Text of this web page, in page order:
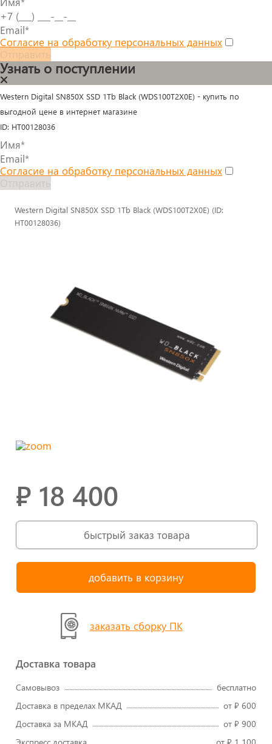
Согласие на обработку персональных данных
Отправить
Узнать о поступлении
Western Digital SN850X SSD 1Tb Black (WDS100T2X0E) - купить по
выгодной цене в интернет магазине
ID: HT00128036
Согласие на обработку персональных данных
Western Digital SN850X SSD 1Tb Black (WDS100T2X0E) (ID:
HT00128036)
₽ 18 400
быстрый заказ товара
заказать сборку ПК
Доставка товара
Самовывоз
бесплатно
Доставка в пределах МКАД
от ₽ 600
Доставка за МКАД
от ₽ 900
Экспресс доставка
от ₽ 1 100